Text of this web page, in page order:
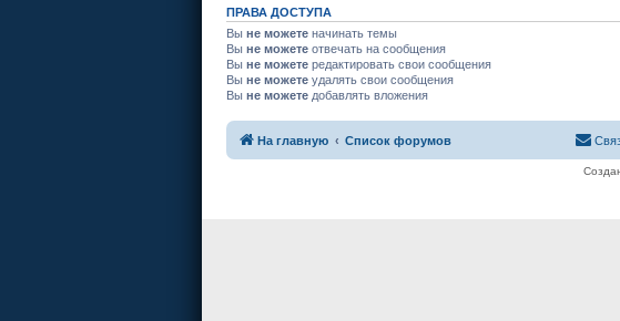
ПРАВА ДОСТУПА
Вы не можете начинать темы
Вы не можете отвечать на сообщения
Вы не можете редактировать свои сообщения
Вы не можете удалять свои сообщения
Вы не можете добавлять вложения
На главную Список форумов